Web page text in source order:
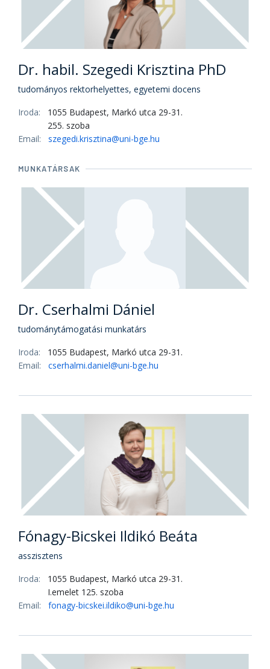
Dr. habil. Szegedi Krisztina PhD
tudományos rektorhelyettes, egyetemi docens
Iroda:
1055 Budapest, Markó utca 29-31.
255. szoba
Email:
szegedi.krisztina@uni-bge.hu
MUNKATÁRSAK
Dr. Cserhalmi Dániel
tudománytámogatási munkatárs
Iroda:
1055 Budapest, Markó utca 29-31.
Email:
cserhalmi.daniel@uni-bge.hu
Fónagy-Bicskei Ildikó Beáta
asszisztens
Iroda:
1055 Budapest, Markó utca 29-31.
I.emelet 125. szoba
Email:
fonagy-bicskei.ildiko@uni-bge.hu